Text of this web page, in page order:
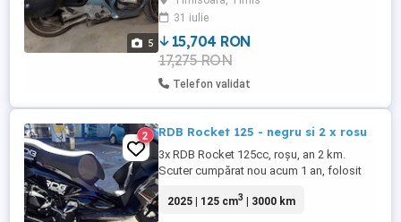
5
facute anul trecut la Dan Cata cluj: -reglat
supape si culbutori -sincronizare admisii
si scripeti -schimbat ...
31 iulie
15,704 RON
17,275 RON
Telefon validat
2 RDB Rocket 125 - negru si 2 x rosu
3x RDB Rocket 125cc, roșu, an 2 km.
Scuter cumpărat nou acum 1 an, folosit
Kilometraj moderat pentru vârsta lui. ITP
2025 | 125 cm3 | 3000 km